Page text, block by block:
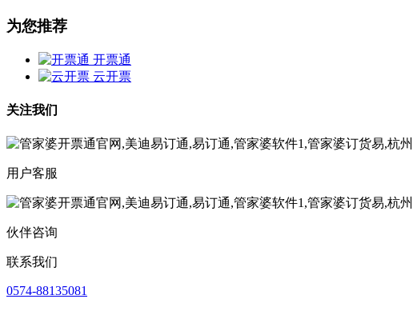
为您推荐
开票通
云开票
关注我们
用户客服
伙伴咨询
联系我们
0574-88135081